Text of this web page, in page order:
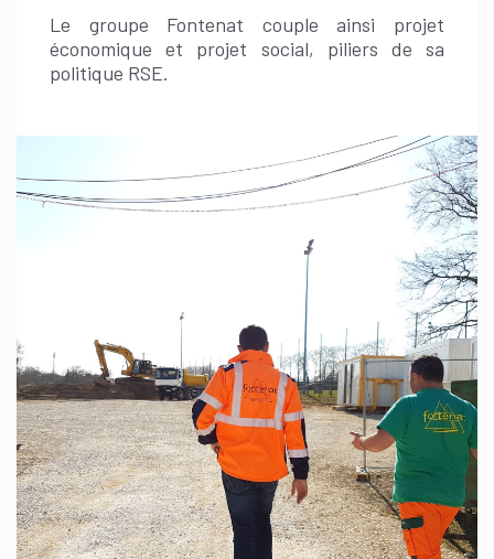
Le groupe Fontenat couple ainsi projet
économique et projet social, piliers de sa
politique RSE.